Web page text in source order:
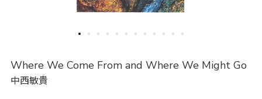
Where We Come From and Where We Might Go
中西敏貴